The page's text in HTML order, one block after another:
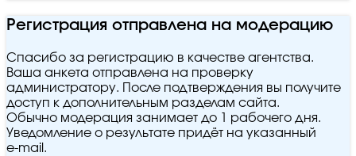
Регистрация отправлена на модерацию
Спасибо за регистрацию в качестве агентства.
Ваша анкета отправлена на проверку
администратору. После подтверждения вы получите
доступ к дополнительным разделам сайта.
Обычно модерация занимает до 1 рабочего дня.
Уведомление о результате придёт на указанный
e‑mail.